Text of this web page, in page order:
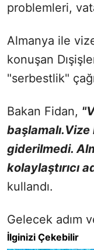
problemleri,
Almanya ile
konuşan
"serbestlik"
Bakan Fidan,
giderilmedi.
kolaylaştırıcı
kullandı.
Gelecek adım